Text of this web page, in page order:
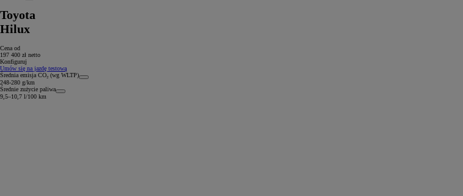
Toyota
Hilux
Cena od
197 400 zł netto
Konfiguruj
Umów się na jazdę testową
Średnia emisja CO₂ (wg WLTP)
248-280 g/km
Średnie zużycie paliwa
9,5–10,7 l/100 km